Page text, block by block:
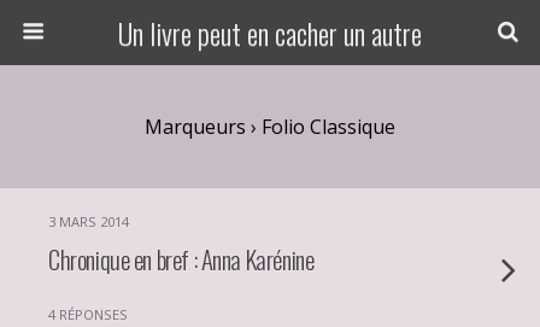
Un livre peut en cacher un autre
Marqueurs › Folio Classique
3 MARS 2014
Chronique en bref : Anna Karénine
4 RÉPONSES